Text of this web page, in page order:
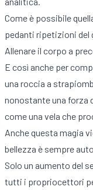
Come è possibile
pedanti ripetizioni del
Allenare il corpo a
E così anche per
una roccia a
nonostante una forza
come una vela che
Anche questa magia
bellezza è sempre
Solo un aumento del
tutti i propriocettori